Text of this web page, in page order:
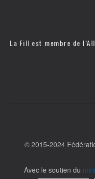
La Fill est membre de l’
© 2015-2024
Avec le soutien du